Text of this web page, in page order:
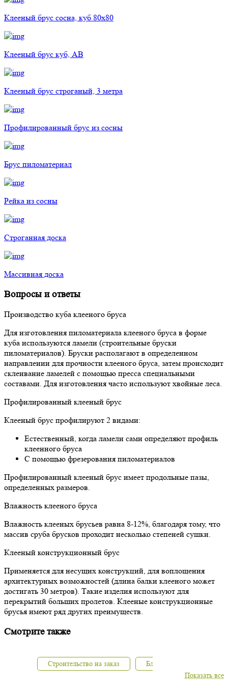
Клееный брус сосна, куб 80х80
Клееный брус куб, АВ
Клееный брус строганый, 3 метра
Профилированный брус из сосны
Брус пиломатериал
Рейка из сосны
Строганная доска
Массивная доска
Вопросы и ответы
Производство куба клееного бруса
Для изготовления пиломатериала клееного бруса в форме
куба используются ламели (строительные бруски
пиломатериалов). Бруски располагают в определенном
направлении для прочности клееного бруса, затем происходит
склеивание ламелей с помощью пресса специальными
составами. Для изготовления часто используют хвойные леса.
Профилированный клееный брус
Клееный брус профилируют 2 видами:
Естественный, когда ламели сами определяют профиль
клеенного бруса
С помощью фрезерования пиломатериалов
Профилированный клееный брус имеет продольные пазы,
определенных размеров.
Влажность клееного бруса
Влажность клееных брусьев равна 8-12%, благодаря тому, что
массив сруба брусков проходит несколько степеней сушки.
Клееный конструкционный брус
Применяется для несущих конструкций, для воплощения
архитектурных возможностей (длина балки клееного может
достигать 30 метров). Такие изделия используют для
перекрытий больших пролетов. Клееные конструкционные
брусья имеют ряд других преимуществ.
Смотрите также
Строительство на заказ
Блок Хаус под бревно
Показать все